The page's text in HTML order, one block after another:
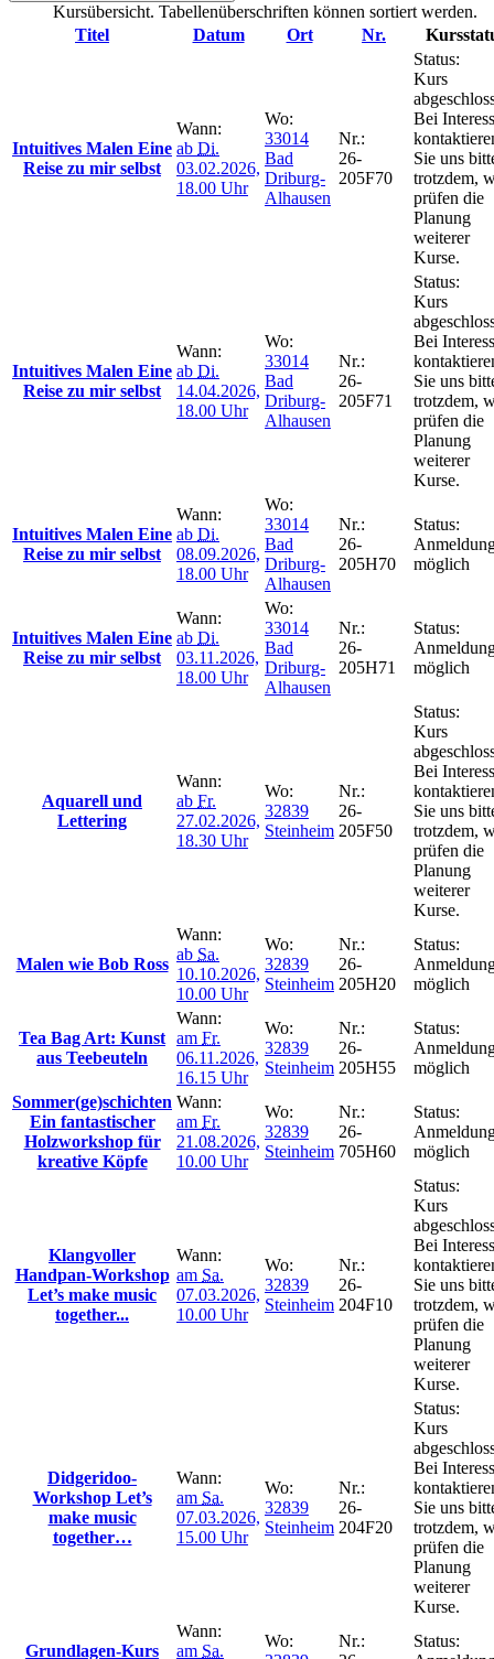
Kursübersicht. Tabellenüberschriften können sortiert werden.
Titel
Datum Ort Nr.
Intuitives Malen Eine
Reise zu mir selbst
Wann:
ab Di.
03.02.2026,
18.00 Uhr
Wo:
33014
Bad
Driburg-
Alhausen
Nr.:
26-
205F70
Status:
Kurs
Bei
Sie uns
trotzdem,
prüfen die
Planung
weiterer
Kurse.
Intuitives Malen Eine
Reise zu mir selbst
Wann:
ab Di.
14.04.2026,
18.00 Uhr
Wo:
33014
Bad
Driburg-
Alhausen
Nr.:
26-
205F71
Status:
Kurs
Bei
Sie uns
trotzdem,
prüfen die
Planung
weiterer
Kurse.
Intuitives Malen Eine
Reise zu mir selbst
Wann:
ab Di.
08.09.2026,
18.00 Uhr
Wo:
33014
Bad
Driburg-
Alhausen
Nr.:
26-
205H70
Status:
möglich
Intuitives Malen Eine
Reise zu mir selbst
Wann:
ab Di.
03.11.2026,
18.00 Uhr
Wo:
33014
Bad
Driburg-
Alhausen
Nr.:
26-
205H71
Status:
möglich
Aquarell und
Lettering
Wann:
ab Fr.
27.02.2026,
18.30 Uhr
Wo:
32839
Steinheim
Nr.:
26-
205F50
Status:
Kurs
Bei
Sie uns
trotzdem,
prüfen die
Planung
weiterer
Kurse.
Malen wie Bob Ross
Wann:
ab Sa.
10.10.2026,
10.00 Uhr
Wo:
32839
Steinheim
Nr.:
26-
205H20
Status:
möglich
Tea Bag Art: Kunst
aus Teebeuteln
Wann:
am Fr.
06.11.2026,
16.15 Uhr
Wo:
32839
Steinheim
Nr.:
26-
205H55
Status:
möglich
Sommer(ge)schichten
Ein fantastischer
Holzworkshop für
kreative Köpfe
Wann:
am Fr.
21.08.2026,
10.00 Uhr
Wo:
32839
Steinheim
Nr.:
26-
705H60
Status:
möglich
Klangvoller
Handpan-Workshop
Let’s make music
together...
Wann:
am Sa.
07.03.2026,
10.00 Uhr
Wo:
32839
Steinheim
Nr.:
26-
204F10
Status:
Kurs
Bei
Sie uns
trotzdem,
prüfen die
Planung
weiterer
Kurse.
Didgeridoo-
Workshop Let’s
make music
together…
Wann:
am Sa.
07.03.2026,
15.00 Uhr
Wo:
32839
Steinheim
Nr.:
26-
204F20
Status:
Kurs
Bei
Sie uns
trotzdem,
prüfen die
Planung
weiterer
Kurse.
Grundlagen-Kurs
Wann:
am Sa.
Wo:
Nr.:
Status: